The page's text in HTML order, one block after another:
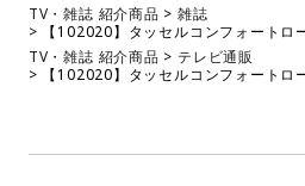
TV・雑誌 紹介商品
雑誌
【102020】タッセルコンフォート
TV・雑誌 紹介商品
テレビ通販
【102020】タッセルコンフォート